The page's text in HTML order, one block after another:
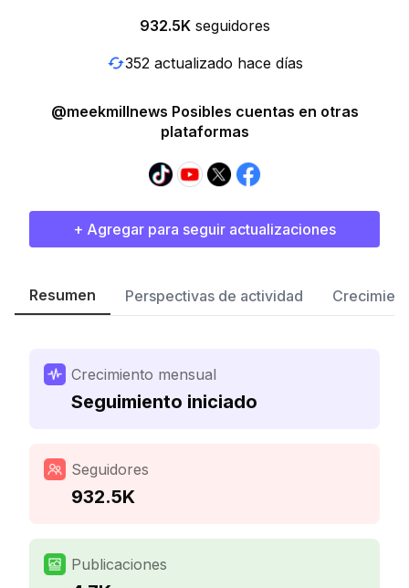
932.5K seguidores
352 actualizado hace días
@meekmillnews Posibles cuentas en otras
plataformas
+ Agregar para seguir actualizaciones
Resumen Perspectivas de actividad
Crecimiento mensual
Seguimiento iniciado
Seguidores
932.5K
Publicaciones